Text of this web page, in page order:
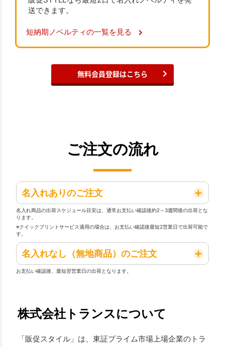
送できます。
短納期ノベルティの一覧を見る
無料会員登録はこちら
ご注文の流れ
名入れありのご注文
名入れ商品の出荷スケジュール目安は、通常お支払い確認後約2～3週間後の出荷とな
ります。
※クイックプリントサービス適用の場合は、お支払い確認後最短2営業日で出荷可能で
す。
名入れなし（無地商品）のご注文
お支払い確認後、最短翌営業日の出荷となります。
株式会社トランスについて
「販促スタイル」は、東証プライム市場上場企業のトラ